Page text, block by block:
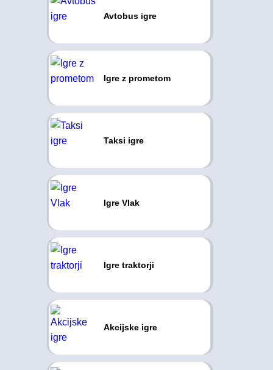
Avtobus igre
Igre z prometom
Taksi igre
Igre Vlak
Igre traktorji
Akcijske igre